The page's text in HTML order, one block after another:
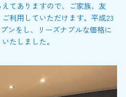
てありますので、ご家族、友
利用していただけます。平成23
ンをし、リーズナブルな価格に
たしました。